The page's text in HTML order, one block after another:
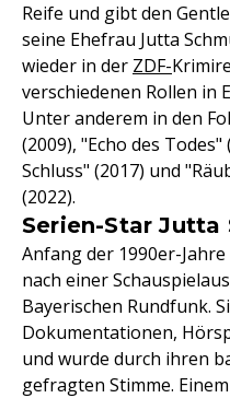
Reife und gibt den
seine Ehefrau Jutta
wieder in der ZDF-
verschiedenen Rollen in
Unter anderem in den
(2009), "Echo des
Schluss" (2017) und
(2022).
Serien-Star
Anfang der 1990er-
nach einer
Bayerischen Rundfunk.
Dokumentationen,
und wurde durch ihren
gefragten Stimme.